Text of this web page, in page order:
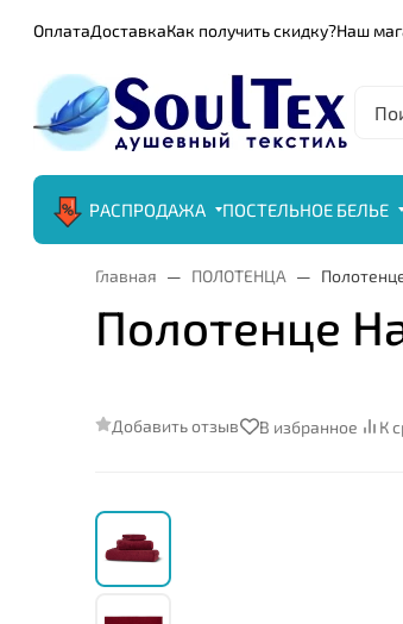
ОплатаДоставкаКак получить скидку?Наш
РАСПРОДАЖА ПОСТЕЛЬНОЕ БЕЛЬЕ
Главная ПОЛОТЕНЦА
Полотенце
Добавить отзыв В избранное К